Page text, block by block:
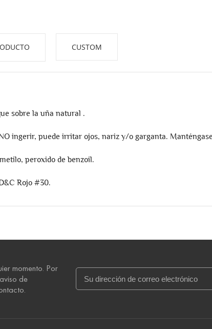
CUSTOM
sobre la uña natural .
ingerir, puede irritar ojos, nariz y/o garganta.
peroxido de benzoil.
Rojo #30.
momento. Por
de